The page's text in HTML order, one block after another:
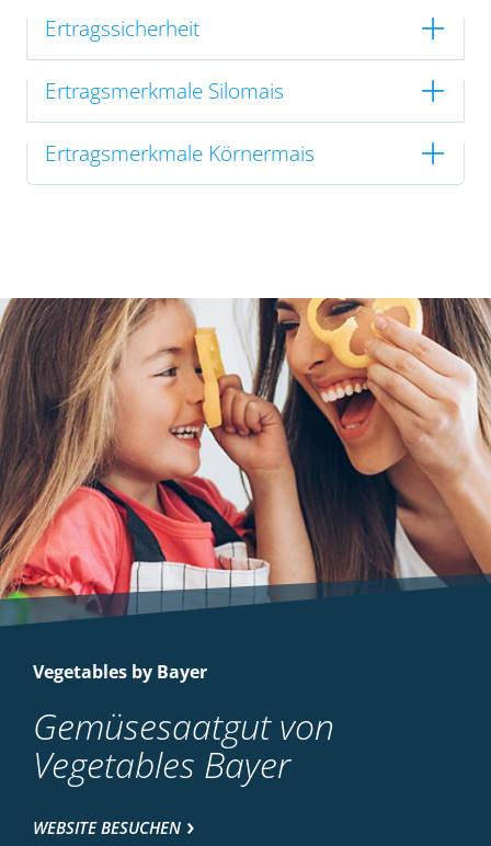
Ertragssicherheit
Ertragsmerkmale Silomais
Ertragsmerkmale Körnermais
Vegetables by Bayer
Gemüsesaatgut von
Vegetables Bayer
WEBSITE BESUCHEN